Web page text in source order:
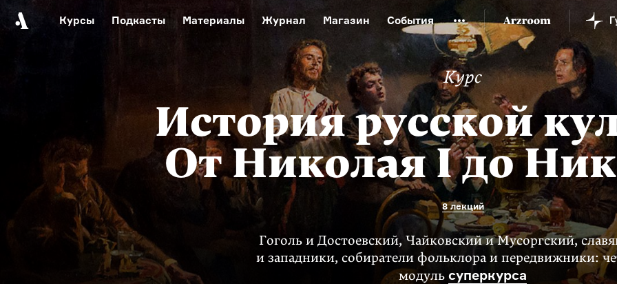
Курсы Подкасты Материалы Журнал Магазин События
Еврейский музей Новая Третьяковка Онлайн-университет
Видеоистория русской культуры
Русский язык от «гой еси» до «лол кек»
Русское искусство XX века
Русская литература XX века
Курс
История русской
От Николая I до
8 лекций
Гоголь и Достоевский, Чайковский и Мусоргский,
и западники, собиратели фольклора и передвижники:
модуль суперкурса